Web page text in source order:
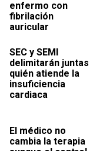
enfermo con
fibrilación
auricular
SEC y SEMI
delimitarán juntas
quién atiende la
insuficiencia
cardiaca
El médico no
cambia la terapia